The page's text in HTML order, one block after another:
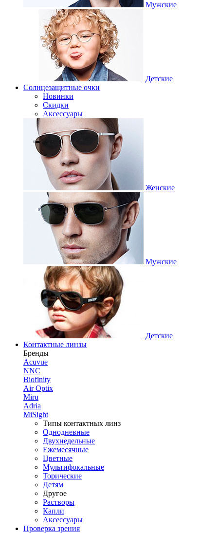
Мужские
Детские
Солнцезащитные очки
Новинки
Скидки
Аксессуары
Женские
Мужские
Детские
Контактные линзы
Бренды
Acuvue
NNC
Biofinity
Air Optix
Miru
Adria
MiSight
Типы контактных линз
Однодневные
Двухнедельные
Ежемесячные
Цветные
Мультифокальные
Торические
Детям
Другое
Растворы
Капли
Аксессуары
Проверка зрения